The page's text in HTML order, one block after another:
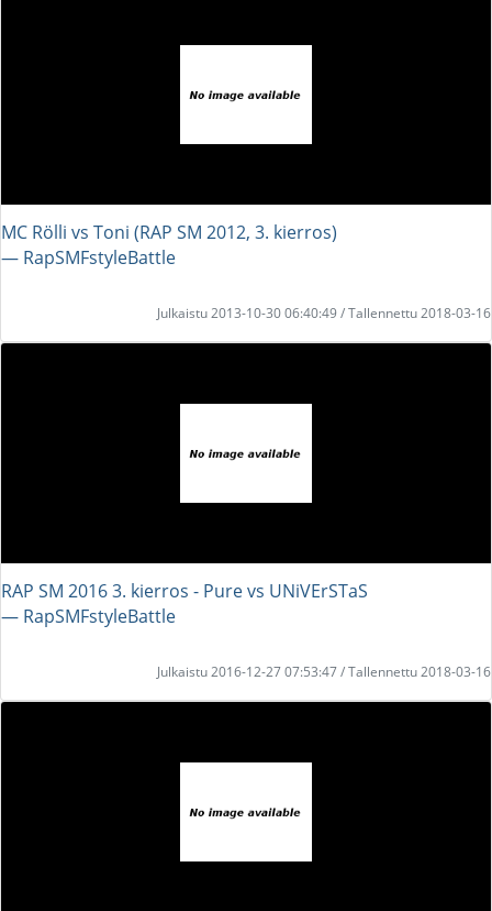
MC Rölli vs Toni (RAP SM 2012, 3. kierros)
― RapSMFstyleBattle
Julkaistu 2013-10-30 06:40:49 / Tallennettu 2018-03-16
RAP SM 2016 3. kierros - Pure vs UNiVErSTaS
― RapSMFstyleBattle
Julkaistu 2016-12-27 07:53:47 / Tallennettu 2018-03-16